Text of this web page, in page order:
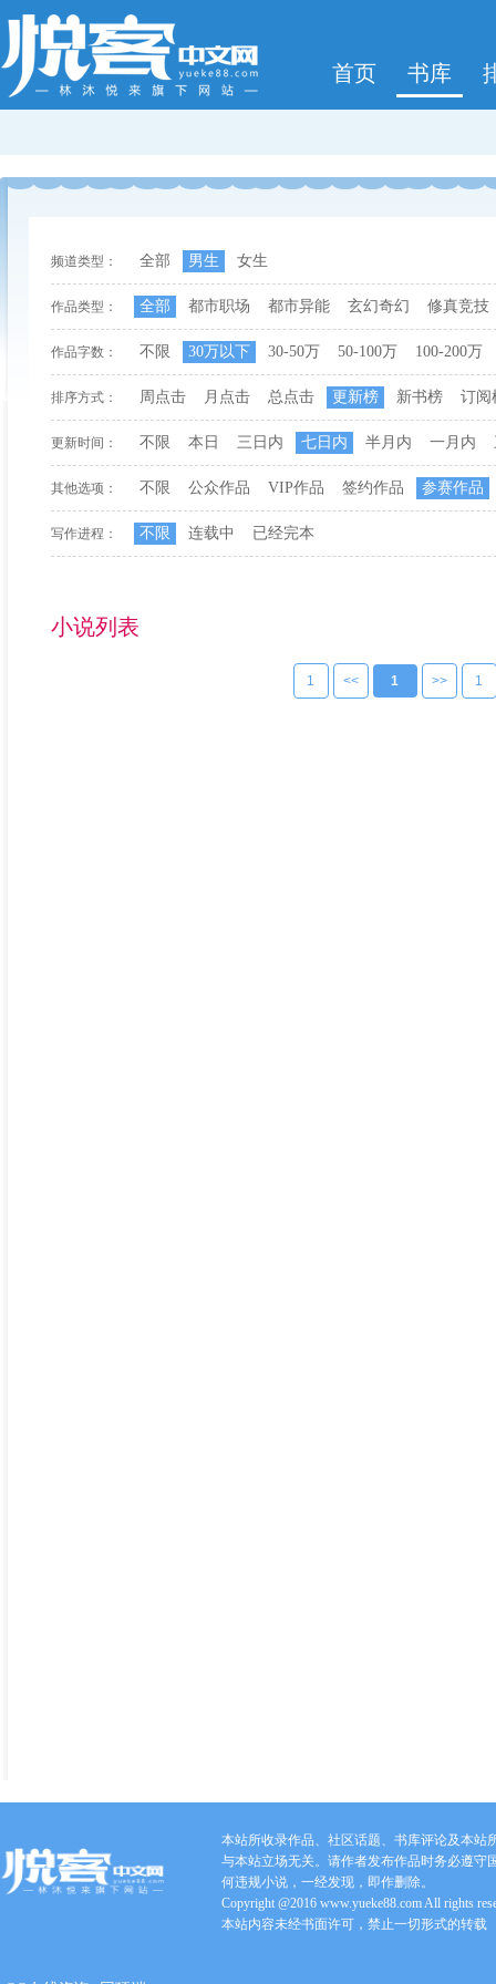
首页 书库
频道类型： 全部 男生 女生
作品类型： 全部 都市职场 都市异能 玄幻奇幻 修真竞技
作品字数： 不限 30万以下 30-50万 50-100万 100-200万
排序方式： 周点击 月点击 总点击 更新榜 新书榜 订阅
更新时间： 不限 本日 三日内 七日内 半月内 一月内
其他选项： 不限 公众作品 VIP作品 签约作品 参赛作品
写作进程： 不限 连载中 已经完本
小说列表
1 << 1 >> 1
本站所收录作品、社区话题、书库评论及本站
与本站立场无关。请作者发布作品时务必遵守
何违规小说，一经发现，即作删除。
Copyright @2016 www.yueke88.com All rights
本站内容未经书面许可，禁止一切形式的转载